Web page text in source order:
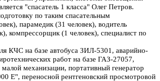
"спасатель 1 класса" Олег Петров.
по таким спасательным
парамедик (31 человек), водитель
компрессорщик (1 человек), специалист по
КЧС на базе автобуса ЗИЛ-5301, аварийно-
работ на базе ГАЗ-27057,
механизации, портативный генератор
переносной рентгеновский просмотровой